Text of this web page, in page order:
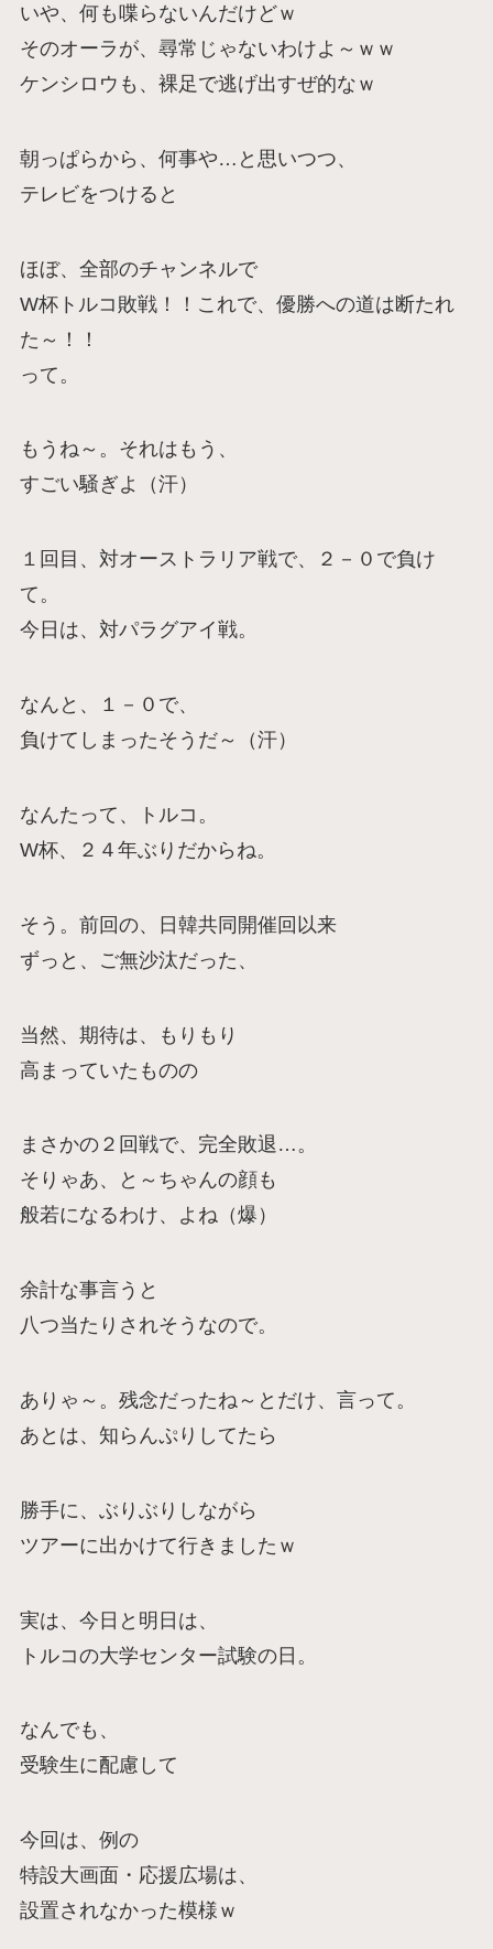
いや、何も喋らないんだけどｗ
そのオーラが、尋常じゃないわけよ～ｗｗ
ケンシロウも、裸足で逃げ出すぜ的なｗ
朝っぱらから、何事や…と思いつつ、
テレビをつけると
ほぼ、全部のチャンネルで
W杯トルコ敗戦！！これで、優勝への道は断たれ
た～！！
って。
もうね～。それはもう、
すごい騒ぎよ（汗）
１回目、対オーストラリア戦で、２－０で負け
て。
今日は、対パラグアイ戦。
なんと、１－０で、
負けてしまったそうだ～（汗）
なんたって、トルコ。
W杯、２４年ぶりだからね。
そう。前回の、日韓共同開催回以来
ずっと、ご無沙汰だった、
当然、期待は、もりもり
高まっていたものの
まさかの２回戦で、完全敗退…。
そりゃあ、と～ちゃんの顔も
般若になるわけ、よね（爆）
余計な事言うと
八つ当たりされそうなので。
ありゃ～。残念だったね～とだけ、言って。
あとは、知らんぷりしてたら
勝手に、ぶりぶりしながら
ツアーに出かけて行きましたｗ
実は、今日と明日は、
トルコの大学センター試験の日。
なんでも、
受験生に配慮して
今回は、例の
特設大画面・応援広場は、
設置されなかった模様ｗ